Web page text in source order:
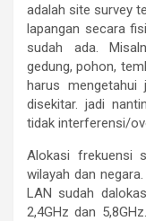
adalah site survey
lapangan secara
sudah ada.
gedung, pohon,
harus
disekitar. jadi
tidak interferensi/
Alokasi frekuensi
wilayah dan
LAN sudah
2,4GHz dan